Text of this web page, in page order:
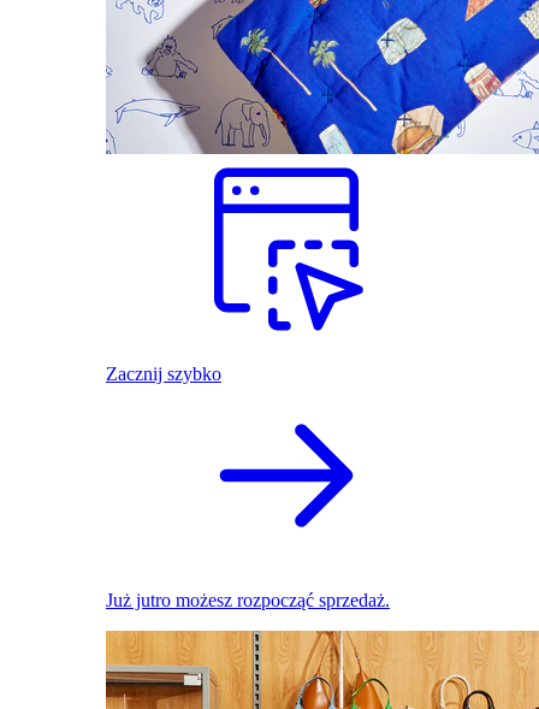
Zacznij szybko
Już jutro możesz rozpocząć sprzedaż.